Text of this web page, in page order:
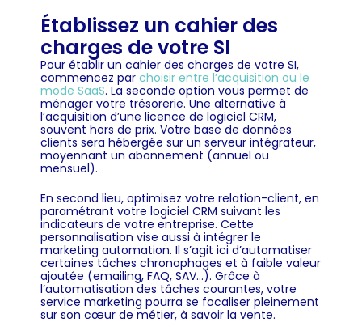
Établissez un cahier des
charges de votre SI
Pour établir un cahier des charges de votre SI,
commencez par choisir entre l’acquisition ou le
mode SaaS. La seconde option vous permet de
ménager votre trésorerie. Une alternative à
l’acquisition d’une licence de logiciel CRM,
souvent hors de prix. Votre base de données
clients sera hébergée sur un serveur intégrateur,
moyennant un abonnement (annuel ou
mensuel).
En second lieu, optimisez votre relation-client, en
paramétrant votre logiciel CRM suivant les
indicateurs de votre entreprise. Cette
personnalisation vise aussi à intégrer le
marketing automation. Il s’agit ici d’automatiser
certaines tâches chronophages et à faible valeur
ajoutée (emailing, FAQ, SAV…). Grâce à
l’automatisation des tâches courantes, votre
service marketing pourra se focaliser pleinement
sur son cœur de métier, à savoir la vente.